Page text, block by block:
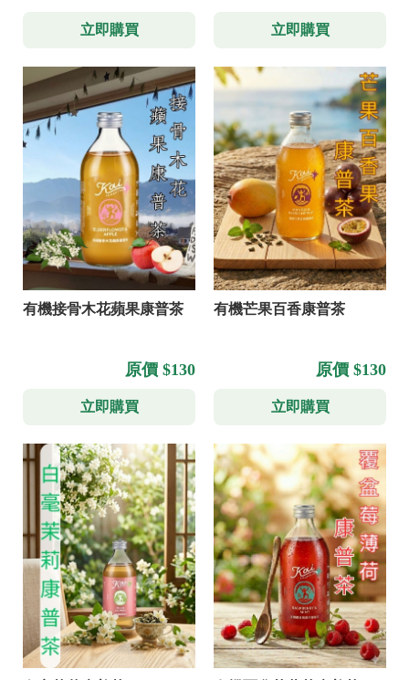
立即購買 立即購買
有機接骨木花蘋果康普茶
原價 $130
立即購買
有機芒果百香康普茶
原價 $130
立即購買